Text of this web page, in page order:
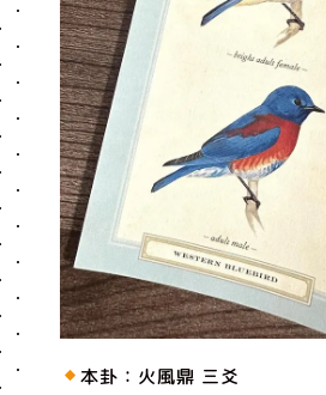
本卦：火風鼎 三爻